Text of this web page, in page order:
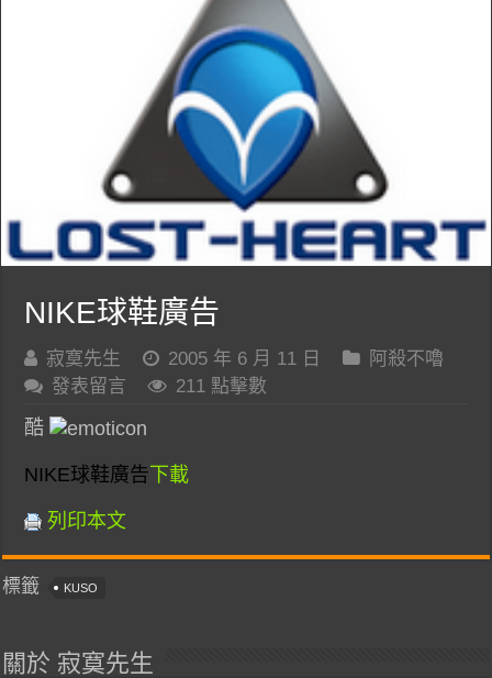
NIKE球鞋廣告
寂寞先生 2005 年 6 月 11 日
阿殺不嚕
發表留言
211 點擊數
酷
NIKE球鞋廣告下載
列印本文
標籤 KUSO
關於 寂寞先生